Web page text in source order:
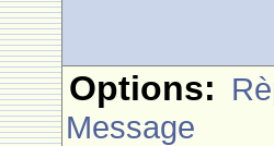
Options:
Message